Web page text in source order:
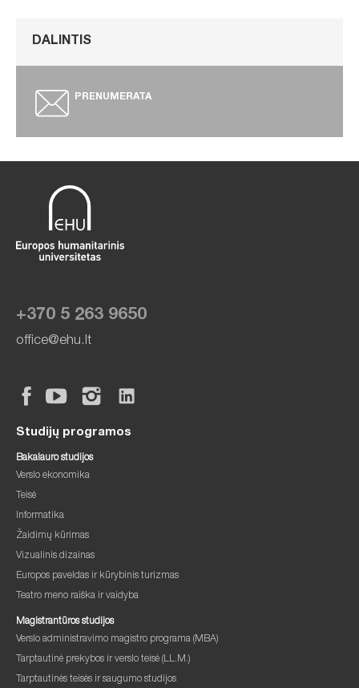
DALINTIS
PRENUMERATA
+370 5 263 9650
office@ehu.lt
Studijų programos
Bakalauro studijos
Verslo ekonomika
Teisė
Informatika
Žaidimų kūrimas
Vizualinis dizainas
Europos paveldas ir kūrybinis turizmas
Teatro meno raiška ir vaidyba
Magistrantūros studijos
Verslo administravimo magistro programa (MBA)
Tarptautinė prekybos ir verslo teisė (LL.M.)
Tarptautinės teisės ir saugumo studijos